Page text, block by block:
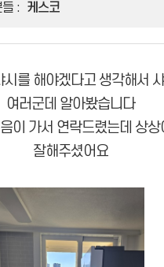
:
케스코
시를 해야겠다고 생각해서
여러군데 알아봤습니다
이 가서 연락드렸는데 상
잘해주셨어요